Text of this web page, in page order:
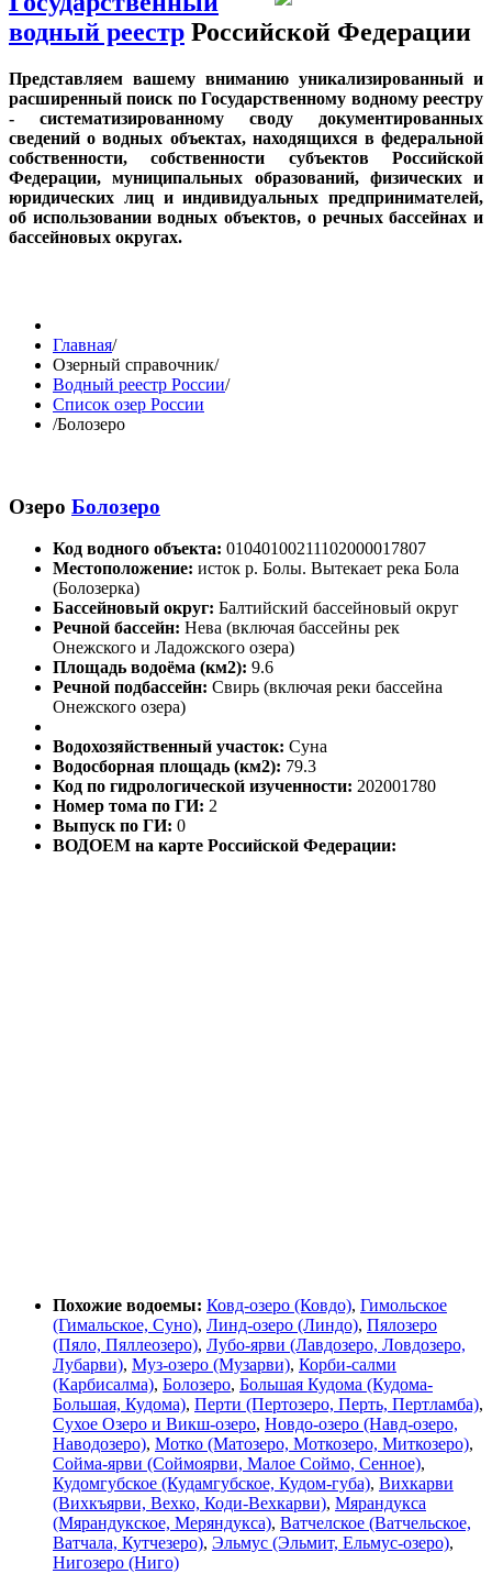
водный реестр Российской Федерации
Представляем вашему вниманию уникализированный и
расширенный поиск по Государственному водному реестру
- систематизированному своду документированных
сведений о водных объектах, находящихся в федеральной
собственности, собственности субъектов Российской
Федерации, муниципальных образований, физических и
юридических лиц и индивидуальных предпринимателей,
об использовании водных объектов, о речных бассейнах и
бассейновых округах.
Главная/
Озерный справочник/
Водный реестр России/
Список озер России
/Болозеро
Озеро Болозеро
Код водного объекта: 01040100211102000017807
Местоположение: исток р. Болы. Вытекает река Бола
(Болозерка)
Бассейновый округ: Балтийский бассейновый округ
Речной бассейн: Нева (включая бассейны рек
Онежского и Ладожского озера)
Площадь водоёма (км2): 9.6
Речной подбассейн: Свирь (включая реки бассейна
Онежского озера)
Водохозяйственный участок: Суна
Водосборная площадь (км2): 79.3
Код по гидрологической изученности: 202001780
Номер тома по ГИ: 2
Выпуск по ГИ: 0
ВОДОЕМ на карте Российской Федерации:
Похожие водоемы: Ковд-озеро (Ковдо), Гимольское
(Гимальское, Суно), Линд-озеро (Линдо), Пялозеро
(Пяло, Пяллеозеро), Лубо-ярви (Лавдозеро, Ловдозеро,
Лубарви), Муз-озеро (Музарви), Корби-салми
(Карбисалма), Болозеро, Большая Кудома (Кудома-
Большая, Кудома), Перти (Пертозеро, Перть, Пертламба),
Сухое Озеро и Викш-озеро, Новдо-озеро (Навд-озеро,
Наводозеро), Мотко (Матозеро, Моткозеро, Миткозеро),
Сойма-ярви (Соймоярви, Малое Соймо, Сенное),
Кудомгубское (Кудамгубское, Кудом-губа), Вихкарви
(Вихкъярви, Вехко, Коди-Вехкарви), Мярандукса
(Мярандукское, Меряндукса), Ватчелское (Ватчельское,
Ватчала, Кутчезеро), Эльмус (Эльмит, Ельмус-озеро),
Нигозеро (Ниго)